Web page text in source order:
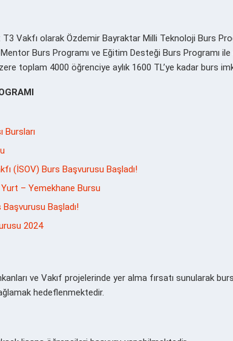
T3 Vakfı olarak Özdemir Bayraktar Milli Teknoloji Burs
Mentor Burs Programı ve Eğitim Desteği Burs Programı
toplam 4000 öğrenciye aylık 1600 TL’ye kadar burs
Bursları
(İSOV) Burs Başvurusu Başladı!
Yurt – Yemekhane Bursu
Başladı!
2024
ve Vakıf projelerinde yer alma fırsatı sunularak
hedeflenmektedir.